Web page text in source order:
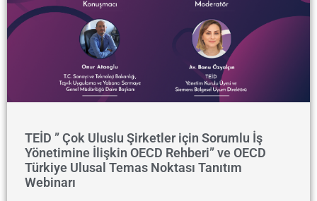
TEİD ” Çok Uluslu Şirketler için Sorumlu İş
Yönetimine İlişkin OECD Rehberi” ve OECD
Türkiye Ulusal Temas Noktası Tanıtım
Webinarı